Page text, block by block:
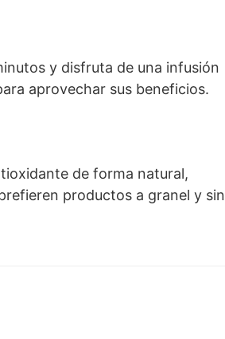
y disfruta de una infusión
aprovechar sus beneficios.
de forma natural,
productos a granel y sin